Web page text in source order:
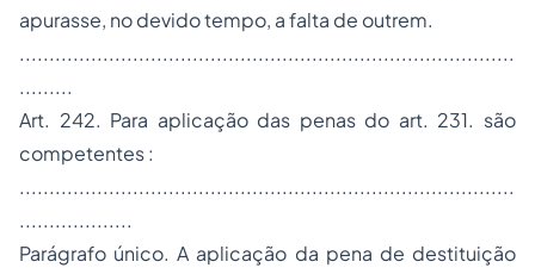
apurasse, no devido tempo, a falta de outrem.
...................................................................................
.........
Art. 242. Para aplicação das penas do art. 231. são
competentes :
...................................................................................
...................
Parágrafo único. A aplicação da pena de destituição